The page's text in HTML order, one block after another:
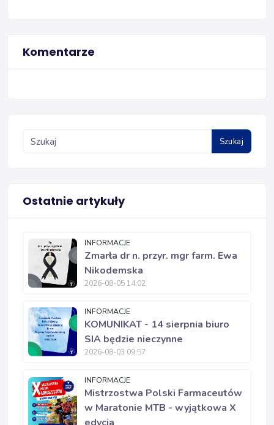
Komentarze
Szukaj
Ostatnie artykuły
INFORMACJE
Zmarła dr n. przyr. mgr farm. Ewa
Nikodemska
2026-08-05 14:02
INFORMACJE
KOMUNIKAT - 14 sierpnia biuro
SIA będzie nieczynne
2026-08-03 09:57
INFORMACJE
Mistrzostwa Polski Farmaceutów
w Maratonie MTB - wyjątkowa X